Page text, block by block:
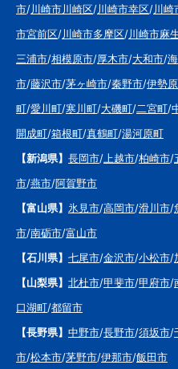
市/川崎市川崎区/川崎市幸区/川崎
市宮前区/川崎市多摩区/川崎市麻
三浦市/相模原市/厚木市/大和市/
市/藤沢市/茅ヶ崎市/秦野市/伊勢
町/愛川町/寒川町/大磯町/二宮町/
開成町/箱根町/真鶴町/湯河原町
【新潟県】 長岡市/ 上越市/柏崎市/
市/燕市/阿賀野市
【富山県】 氷見市/高岡市/滑川市/
市/南砺市/富山市
【石川県】 七尾市/金沢市/小松市/
【山梨県】 北杜市/甲斐市/甲府市/
口湖町/都留市
【長野県】 中野市/長野市/須坂市/
市/松本市/茅野市/伊那市/飯田市